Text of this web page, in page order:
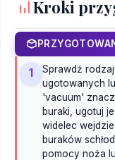
Kroki
1
Sprawdź
ugotowanych
'vacuum'
buraki, ugotuj
widelec
buraków
pomocy noża